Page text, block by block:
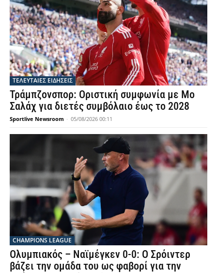
ΤΕΛΕΥΤΑΙΕΣ ΕΙΔΗΣΕΙΣ
Τράμπζονσπορ: Οριστική συμφωνία με Μο
Σαλάχ για διετές συμβόλαιο έως το 2028
Sportlive Newsroom - 05/08/2026 00:11
CHAMPIONS LEAGUE
Ολυμπιακός – Ναϊμέγκεν 0-0: Ο Σρόιντερ
βάζει την ομάδα του ως φαβορί για την